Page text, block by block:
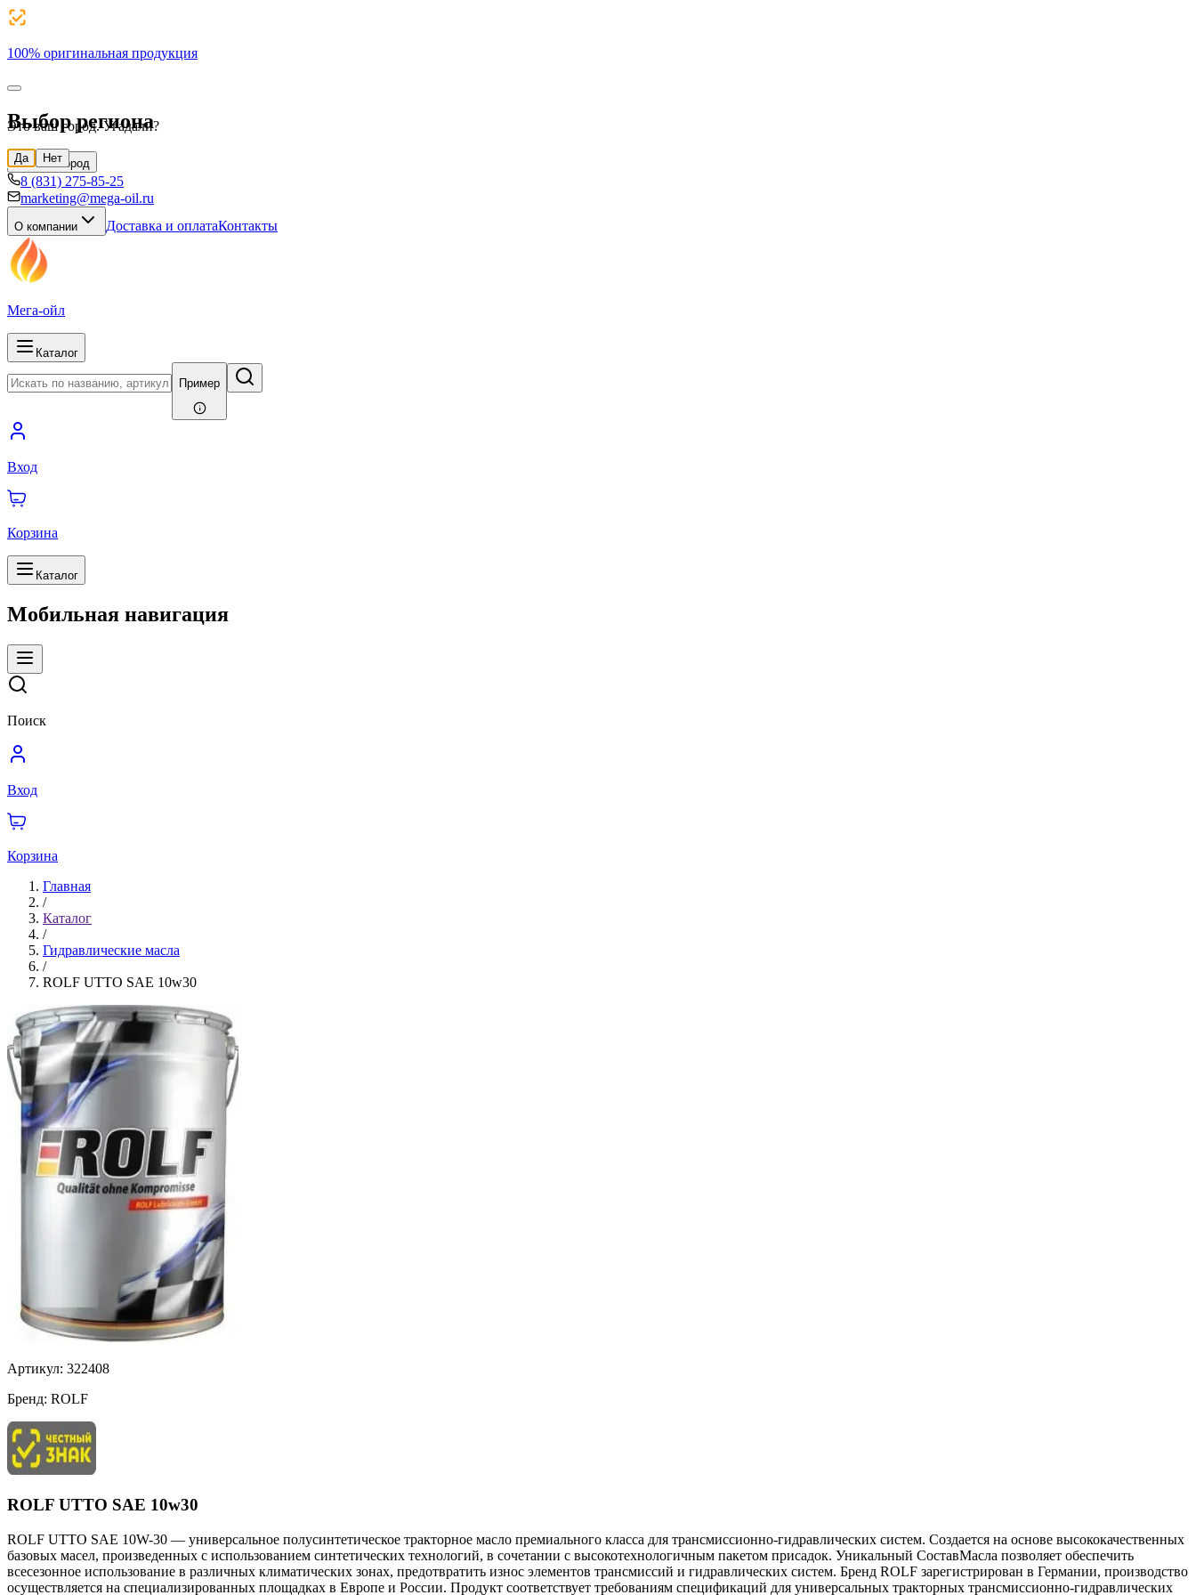
100% оригинальная продукция
Выбор региона
Н.Новгород
8 (831) 275-85-25
marketing@mega-oil.ru
О компании Доставка и оплатаКонтакты
Мега-ойл
Каталог
Пример
Вход
Корзина
Каталог
Мобильная навигация
Поиск
Вход
Корзина
Главная
/
Каталог
/
Гидравлические масла
/
ROLF UTTO SAE 10w30
Артикул: 322408
Бренд: ROLF
ROLF UTTO SAE 10w30
ROLF UTTO SAE 10W-30 — универсальное полусинтетическое тракторное масло премиального класса для трансмиссионно-гидравлических систем. Создается на основе высококачественных
базовых масел, произведенных с использованием синтетических технологий, в сочетании с высокотехнологичным пакетом присадок. Уникальный СоставМасла позволяет обеспечить
всесезонное использование в различных климатических зонах, предотвратить износ элементов трансмиссий и гидравлических систем. Бренд ROLF зарегистрирован в Германии, производство
осуществляется на специализированных площадках в Европе и России. Продукт соответствует требованиям спецификаций для универсальных тракторных трансмиссионно-гидравлических
Это ваш город. Угадали?
Да Нет